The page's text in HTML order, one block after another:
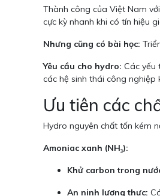
Thành công của Việt Nam
cực kỳ nhanh khi có tín hiệu
Nhưng cũng có bài học:
Yêu cầu cho hydro: Các yếu
các hệ sinh thái công nghiệp
Ưu tiên các
Hydro nguyên chất tốn kém
Amoniac xanh (NH₃):
Khử carbon trong
An ninh lương thực: